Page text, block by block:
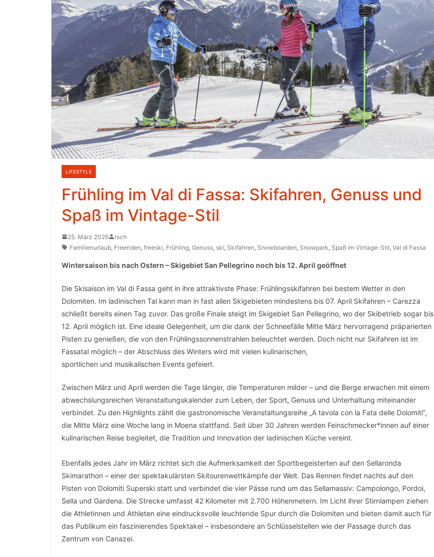
LIFESTYLE
Frühling im Val di Fassa: Skifahren, Genuss und
Spaß im Vintage-Stil
25. März 2026
rsch
Familienurlaub, Freeriden, freeski, Frühling, Genuss, ski, Skifahren, Snowboarden, Snowpark, Spaß im Vintage-Stil, Val di Fassa
Wintersaison bis nach Ostern – Skigebiet San Pellegrino noch bis 12. April geöffnet
Die Skisaison im Val di Fassa geht in ihre attraktivste Phase: Frühlingsskifahren bei bestem Wetter in den
Dolomiten. Im ladinischen Tal kann man in fast allen Skigebieten mindestens bis 07. April Skifahren – Carezza
schließt bereits einen Tag zuvor. Das große Finale steigt im Skigebiet San Pellegrino, wo der Skibetrieb sogar bis
12. April möglich ist. Eine ideale Gelegenheit, um die dank der Schneefälle Mitte März hervorragend präparierten
Pisten zu genießen, die von den Frühlingssonnenstrahlen beleuchtet werden. Doch nicht nur Skifahren ist im
Fassatal möglich – der Abschluss des Winters wird mit vielen kulinarischen,
sportlichen und musikalischen Events gefeiert.
Zwischen März und April werden die Tage länger, die Temperaturen milder – und die Berge erwachen mit einem
abwechslungsreichen Veranstaltungskalender zum Leben, der Sport, Genuss und Unterhaltung miteinander
verbindet. Zu den Highlights zählt die gastronomische Veranstaltungsreihe „A tavola con la Fata delle Dolomiti”,
die Mitte März eine Woche lang in Moena stattfand. Seit über 30 Jahren werden Feinschmecker*innen auf einer
kulinarischen Reise begleitet, die Tradition und Innovation der ladinischen Küche vereint.
Ebenfalls jedes Jahr im März richtet sich die Aufmerksamkeit der Sportbegeisterten auf den Sellaronda
Skimarathon – einer der spektakulärsten Skitourenwettkämpfe der Welt. Das Rennen findet nachts auf den
Pisten von Dolomiti Superski statt und verbindet die vier Pässe rund um das Sellamassiv: Campolongo, Pordoi,
Sella und Gardena. Die Strecke umfasst 42 Kilometer mit 2.700 Höhenmetern. Im Licht ihrer Stirnlampen ziehen
die Athletinnen und Athleten eine eindrucksvolle leuchtende Spur durch die Dolomiten und bieten damit auch für
das Publikum ein faszinierendes Spektakel – insbesondere an Schlüsselstellen wie der Passage durch das
Zentrum von Canazei.